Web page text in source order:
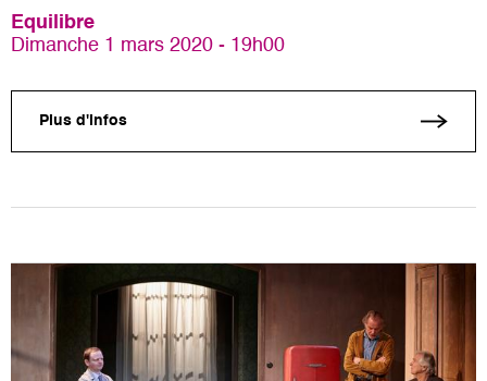
Equilibre
Dimanche 1 mars 2020 - 19h00
Plus d'infos